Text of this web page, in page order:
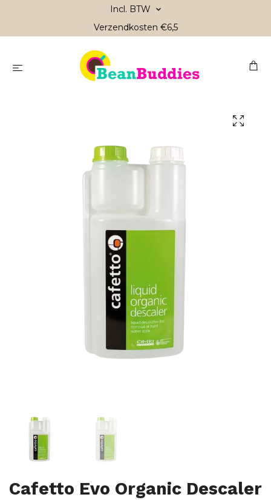
Incl. BTW
Verzendkosten €6,5
Cafetto Evo Organic Descaler